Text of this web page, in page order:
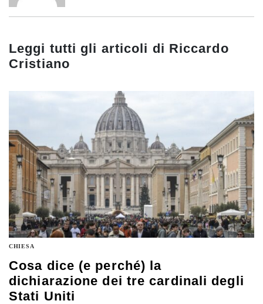
Leggi tutti gli articoli di Riccardo
Cristiano
CHIESA
Cosa dice (e perché) la
dichiarazione dei tre cardinali degli
Stati Uniti